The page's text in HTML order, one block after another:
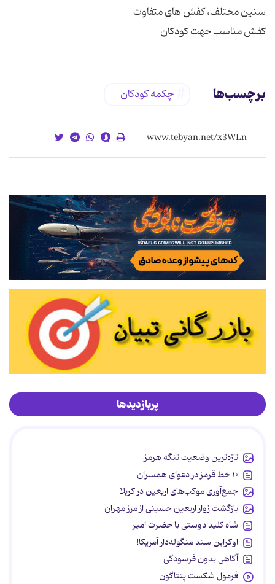
کفش مناسب جهت کودکان
برچسب‌ها چکمه کودکان
پربازدیدها
تازه‌ترین وضعیت تنگه هرمز
۱۰ خط قرمز در دعوای همسران
جمع‌آوری موکب‌های اربعین در کربلا
بازگشت زوار اربعین حسینی از مرز مهران
شاه کلید دوستی با حضرت امیر
اوکراین سند منگوله‌دار آمریکا!
آگاهی بدون فرسودگی
فرمول شکست پنتاگون